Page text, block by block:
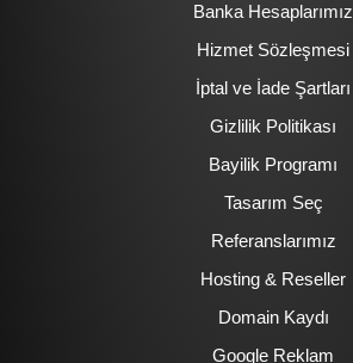
Banka Hesaplarımız
Hizmet Sözleşmesi
İptal ve İade Şartları
Gizlilik Politikası
Bayilik Programı
Tasarım Seç
Referanslarımız
Hosting & Reseller
Domain Kaydı
Google Reklam